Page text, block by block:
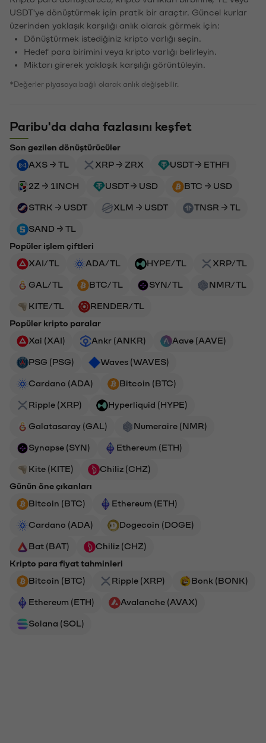
USDT'ye dönüştürmek için pratik bir araçtır. Güncel kurlar
üzerinden yaklaşık karşılığı anlık olarak görmek için:
Dönüştürmek istediğiniz kripto varlığı seçin.
Hedef para birimini veya kripto varlığı belirleyin.
Miktarı girerek yaklaşık karşılığı görüntüleyin.
*Değerler piyasaya bağlı olarak anlık değişebilir.
Paribu'da daha fazlasını keşfet
Son gezilen dönüştürücüler
AXS → TL
XRP → ZRX USDT → ETHFI
2Z → 1INCH USDT → USD BTC → USD
STRK → USDT XLM → USDT TNSR → TL
SAND → TL
Popüler işlem çiftleri
XAI/TL
ADA/TL HYPE/TL XRP/TL
GAL/TL BTC/TL SYN/TL NMR/TL
KITE/TL
RENDER/TL
Popüler kripto paralar
Xai (XAI)
Ankr (ANKR) Aave (AAVE)
PSG (PSG) Waves (WAVES)
Cardano (ADA) Bitcoin (BTC)
Ripple (XRP) Hyperliquid (HYPE)
Galatasaray (GAL) Numeraire (NMR)
Synapse (SYN) Ethereum (ETH)
Kite (KITE)
Chiliz (CHZ)
Günün öne çıkanları
Bitcoin (BTC)
Ethereum (ETH)
Cardano (ADA) Dogecoin (DOGE)
Bat (BAT)
Chiliz (CHZ)
Kripto para fiyat tahminleri
Bitcoin (BTC)
Ripple (XRP) Bonk (BONK)
Ethereum (ETH) Avalanche (AVAX)
Solana (SOL)